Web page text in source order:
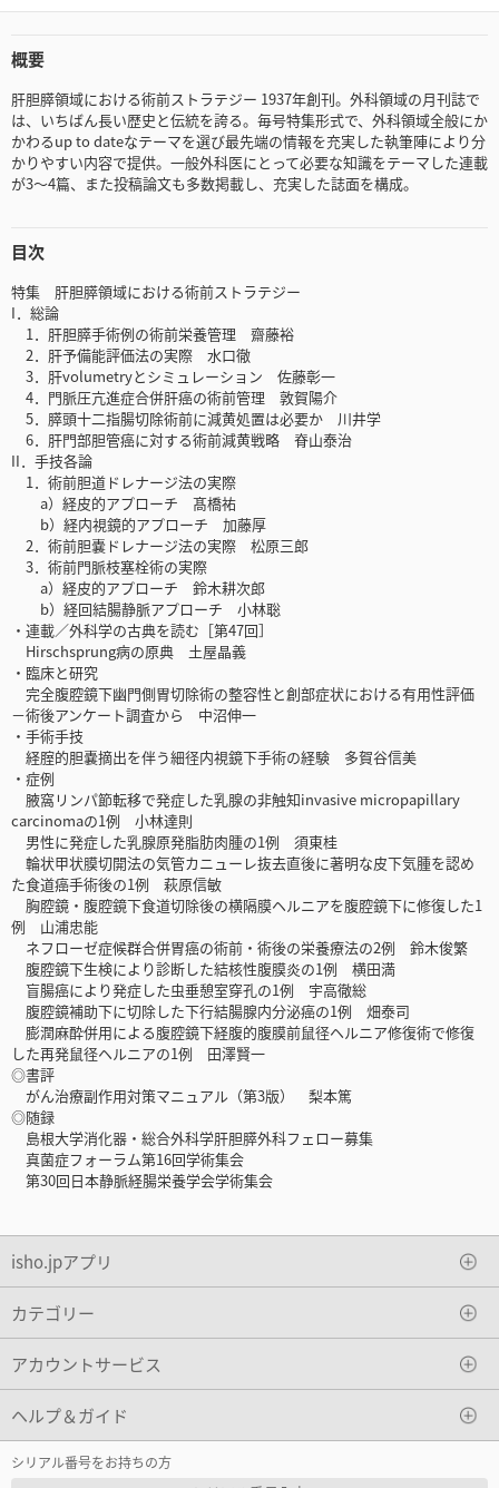
概要
肝胆膵領域における術前ストラテジー 1937年創刊。外科領域の月刊誌で
は、いちばん長い歴史と伝統を誇る。毎号特集形式で、外科領域全般にか
かわるup to dateなテーマを選び最先端の情報を充実した執筆陣により分
かりやすい内容で提供。一般外科医にとって必要な知識をテーマした連載
が3～4篇、また投稿論文も多数掲載し、充実した誌面を構成。
目次
特集 肝胆膵領域における術前ストラテジー
I．総論
1．肝胆膵手術例の術前栄養管理 齋藤裕
2．肝予備能評価法の実際 水口徹
3．肝volumetryとシミュレーション 佐藤彰一
4．門脈圧亢進症合併肝癌の術前管理 敦賀陽介
5．膵頭十二指腸切除術前に減黄処置は必要か 川井学
6．肝門部胆管癌に対する術前減黄戦略 脊山泰治
II．手技各論
1．術前胆道ドレナージ法の実際
a）経皮的アプローチ 髙橋祐
b）経内視鏡的アプローチ 加藤厚
2．術前胆嚢ドレナージ法の実際 松原三郎
3．術前門脈枝塞栓術の実際
a）経皮的アプローチ 鈴木耕次郎
b）経回結腸静脈アプローチ 小林聡
・連載／外科学の古典を読む［第47回］
Hirschsprung病の原典 土屋晶義
・臨床と研究
完全腹腔鏡下幽門側胃切除術の整容性と創部症状における有用性評価
－術後アンケート調査から 中沼伸一
・手術手技
経腟的胆嚢摘出を伴う細径内視鏡下手術の経験 多賀谷信美
・症例
腋窩リンパ節転移で発症した乳腺の非触知invasive micropapillary
carcinomaの1例 小林達則
男性に発症した乳腺原発脂肪肉腫の1例 須東桂
輪状甲状膜切開法の気管カニューレ抜去直後に著明な皮下気腫を認め
た食道癌手術後の1例 萩原信敏
胸腔鏡・腹腔鏡下食道切除後の横隔膜ヘルニアを腹腔鏡下に修復した1
例 山浦忠能
ネフローゼ症候群合併胃癌の術前・術後の栄養療法の2例 鈴木俊繁
腹腔鏡下生検により診断した結核性腹膜炎の1例 横田満
盲腸癌により発症した虫垂憩室穿孔の1例 宇高徹総
腹腔鏡補助下に切除した下行結腸腺内分泌癌の1例 畑泰司
膨潤麻酔併用による腹腔鏡下経腹的腹膜前鼠径ヘルニア修復術で修復
した再発鼠径ヘルニアの1例 田澤賢一
◎書評
がん治療副作用対策マニュアル（第3版） 梨本篤
◎随録
島根大学消化器・総合外科学肝胆膵外科フェロー募集
真菌症フォーラム第16回学術集会
第30回日本静脈経腸栄養学会学術集会
isho.jpアプリ
カテゴリー
アカウントサービス
ヘルプ＆ガイド
シリアル番号をお持ちの方